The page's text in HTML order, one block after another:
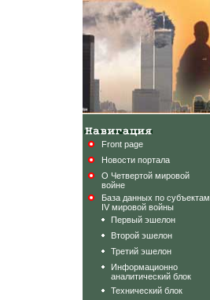
Front page
Новости портала
О Четвертой мировой
войне
База данных по субъектам
IV мировой войны
Первый эшелон
Второй эшелон
Третий эшелон
Информационно
аналитический блок
Технический блок